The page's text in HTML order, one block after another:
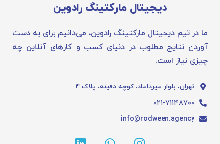
دیجیتال مارکتینگ رادوین
ما در تیم دیجیتال مارکتینگ رادوین، می‌دانیم برای به دست
آوردن نتایج مطلوب در دنیای کسب و کارهای آنلاین چه
چیزی نیاز است.
تهران، بلوار میرداماد، کوچه دفینه، پلاک ۴
۰۲۱-۷۱۱۴۸۷۰۰
info@rodween.agency